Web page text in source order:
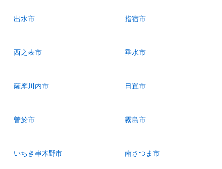
出水市 指宿市
西之表市 垂水市
薩摩川内市 日置市
曽於市 霧島市
いちき串木野市 南さつま市